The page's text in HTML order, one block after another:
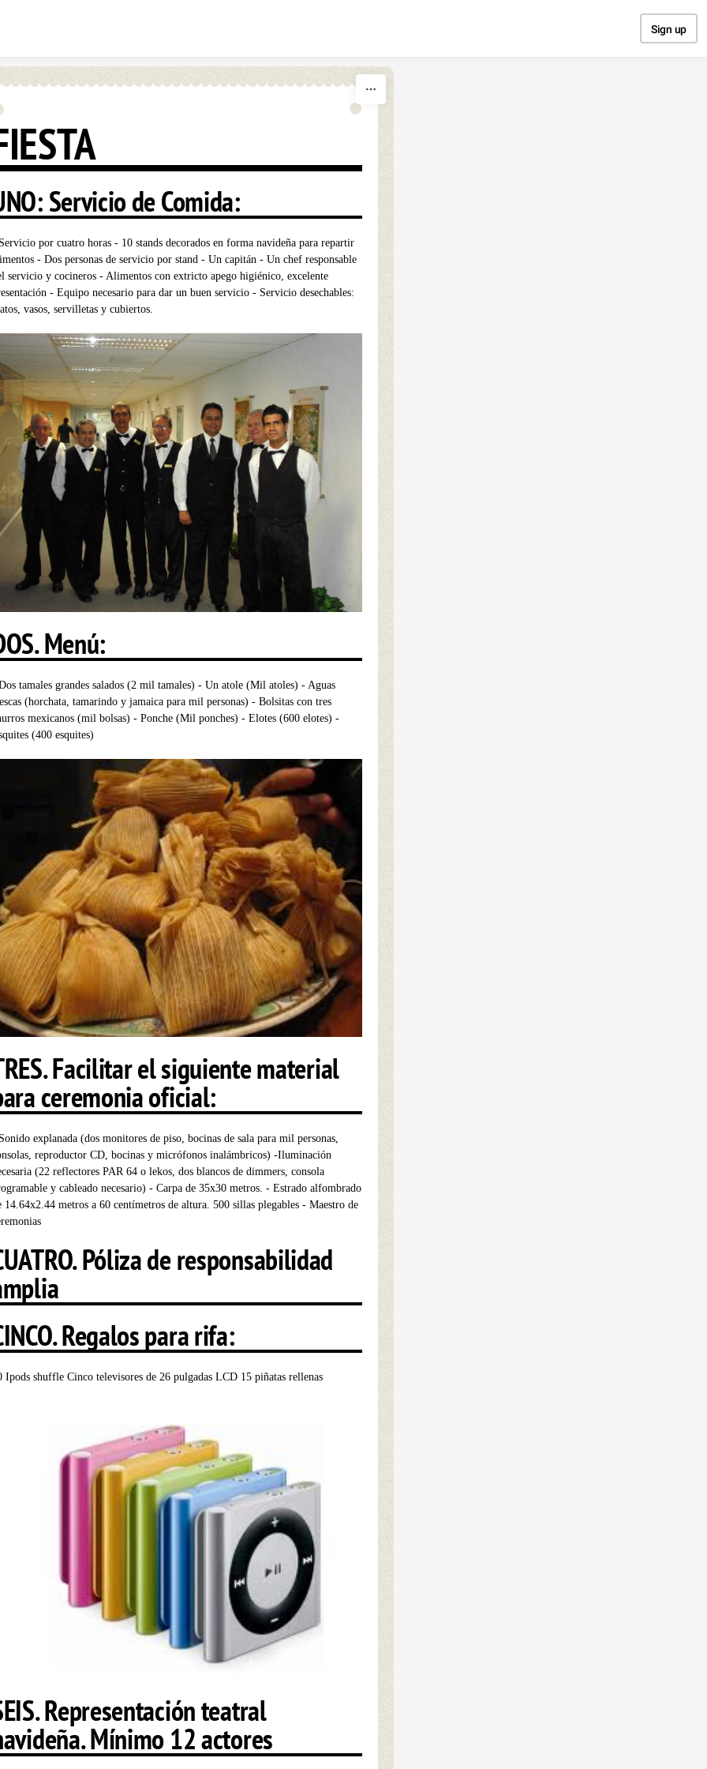
Sign up
Servicio de Comida:
por cuatro horas - 10 stands decorados en forma navideña para repartir
- Dos personas de servicio por stand - Un capitán - Un chef responsable
servicio y cocineros - Alimentos con extricto apego higiénico, excelente
- Equipo necesario para dar un buen servicio - Servicio desechables:
vasos, servilletas y cubiertos.
Menú:
tamales grandes salados (2 mil tamales) - Un atole (Mil atoles) - Aguas
(horchata, tamarindo y jamaica para mil personas) - Bolsitas con tres
mexicanos (mil bolsas) - Ponche (Mil ponches) - Elotes (600 elotes) -
(400 esquites)
Facilitar el siguiente material
ceremonia oficial:
explanada (dos monitores de piso, bocinas de sala para mil personas,
reproductor CD, bocinas y micrófonos inalámbricos) -Iluminación
(22 reflectores PAR 64 o lekos, dos blancos de dimmers, consola
y cableado necesario) - Carpa de 35x30 metros. - Estrado alfombrado
14.64x2.44 metros a 60 centímetros de altura. 500 sillas plegables - Maestro de
Póliza de responsabilidad
Regalos para rifa:
Ipods shuffle Cinco televisores de 26 pulgadas LCD 15 piñatas rellenas
Representación teatral
Mínimo 12 actores